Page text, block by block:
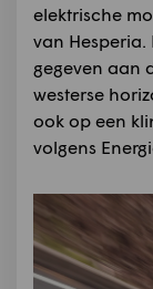
elektrische
van Hesperia.
gegeven aan
westerse
ook op een
volgens